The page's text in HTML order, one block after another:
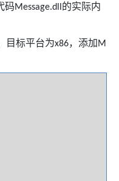
码Message.dll 的实际内
目标平台为x86，添加 M